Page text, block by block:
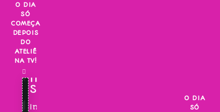
Skip
content
O DIA
SÓ
COMEÇA
DEPOIS
DO
ATELIÊ
NA TV!
INSCREVA-
SE!
Inscreva-
O DIA
SÓ